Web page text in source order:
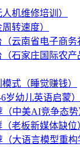
机维修培训）
转速度）
云南省电子商务
石家庄国际农
式（睡觉赚钱）
岁幼儿英语启蒙）
中美AI竞争态势
老板新媒体缺位
大语言模型重构